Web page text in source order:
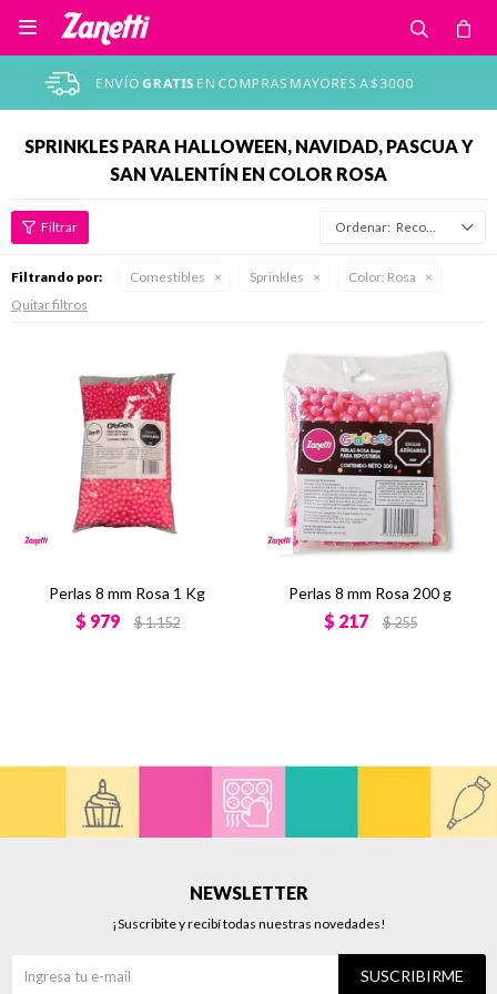

SPRINKLES PARA HALLOWEEN, NAVIDAD, PASCUA Y
SAN VALENTÍN EN COLOR ROSA
Recomendados
Filtrando por: Comestibles Sprinkles Color: Rosa
Quitar filtros
Perlas 8 mm Rosa 1 Kg
$ 979 $1.152
Perlas 8 mm Rosa 200 g
$ 217 $255
NEWSLETTER
¡Suscribite y recibí todas nuestras novedades!
SUSCRIBIRME